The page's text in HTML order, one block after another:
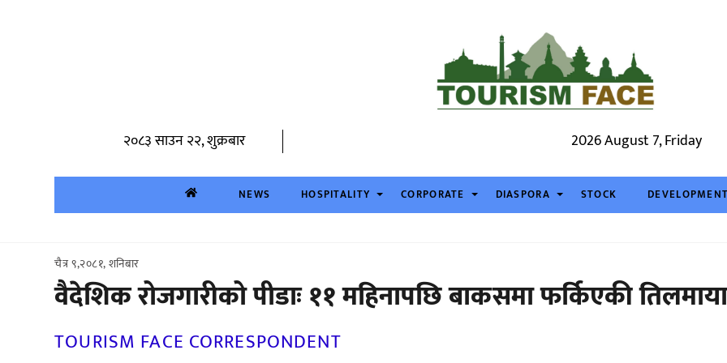
२०८३ साउन २२, शुक्रबार 2026 August 7, Friday
NEWS HOSPITALITY CORPORATE DIASPORA STOCK DEVELOPMENT
चैत्र ९,२०८१, शनिबार
वैदेशिक रोजगारीको पीडाः ११ महिनापछि बाकसमा फर्किएकी
TOURISM FACE CORRESPONDENT